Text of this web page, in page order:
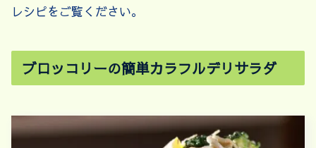
レシピをご覧ください。
ブロッコリーの簡単カラフルデリサラダ